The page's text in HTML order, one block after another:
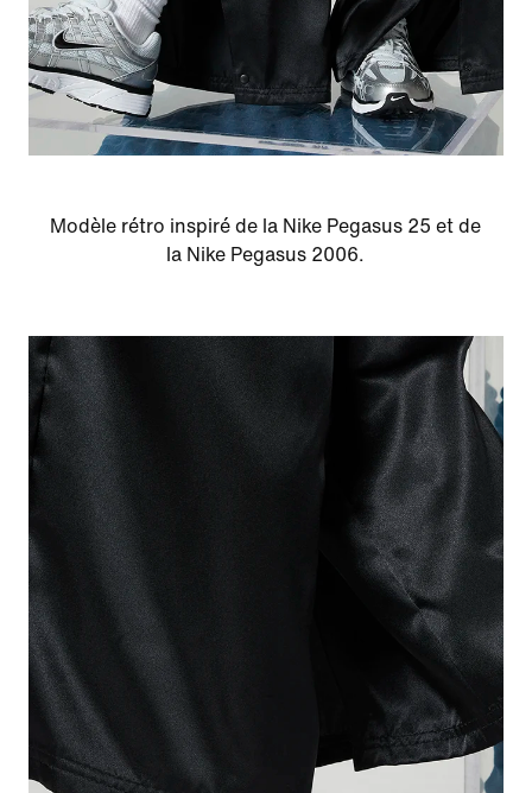
Modèle rétro inspiré de la Nike Pegasus 25 et de
la Nike Pegasus 2006.